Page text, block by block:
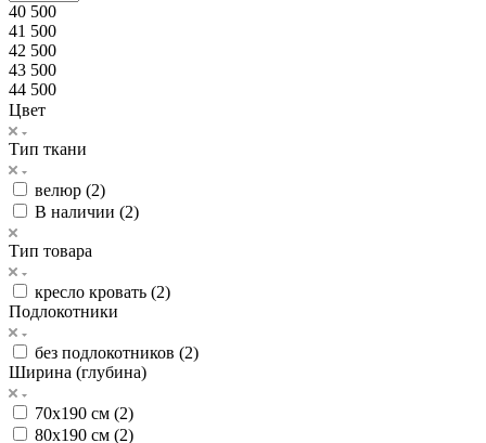
40 500
41 500
42 500
43 500
44 500
Цвет
Тип ткани
велюр (2)
В наличии (2)
Тип товара
кресло кровать (2)
Подлокотники
без подлокотников (2)
Ширина (глубина)
70х190 см (2)
80х190 см (2)